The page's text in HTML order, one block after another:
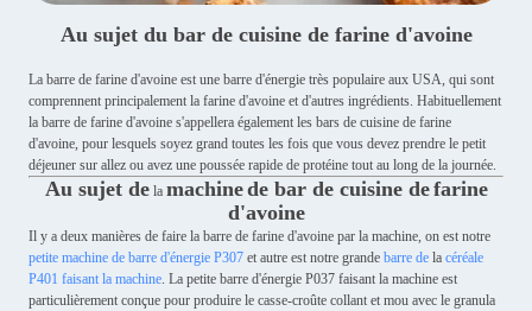
Au sujet du bar de cuisine de farine d'avoine
La barre de farine d'avoine est une barre d'énergie très populaire aux USA, qui sont
comprennent principalement la farine d'avoine et d'autres ingrédients. Habituellement
la barre de farine d'avoine s'appellera également les bars de cuisine de farine
d'avoine, pour lesquels soyez grand toutes les fois que vous devez prendre le petit
déjeuner sur allez ou avez une poussée rapide de protéine tout au long de la journée.
Au sujetdela machinede bar de cuisine defarine
d'avoine
Il y a deux manières de faire la barre de farine d'avoine par la machine, on est notre
petite machine de barre d'énergie P307 et autre est notre grande barre de la céréale
P401 faisant la machine. La petite barre d'énergie P037 faisant la machine est
particulièrement conçue pour produire le casse-croûte collant et mou avec le granula